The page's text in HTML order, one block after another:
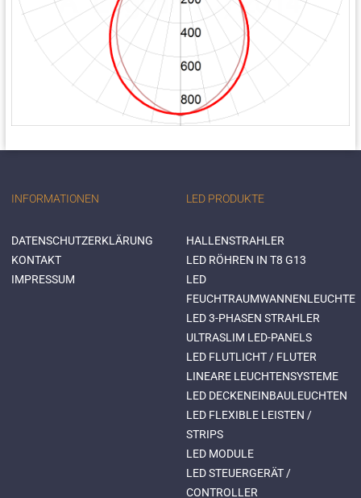
INFORMATIONEN
DATENSCHUTZERKLÄRUNG
KONTAKT
IMPRESSUM
LED PRODUKTE
HALLENSTRAHLER
LED RÖHREN IN T8 G13
LED
FEUCHTRAUMWANNENLEUCHTE
LED 3-PHASEN STRAHLER
ULTRASLIM LED-PANELS
LED FLUTLICHT / FLUTER
LINEARE LEUCHTENSYSTEME
LED DECKENEINBAULEUCHTEN
LED FLEXIBLE LEISTEN /
STRIPS
LED MODULE
LED STEUERGERÄT /
CONTROLLER